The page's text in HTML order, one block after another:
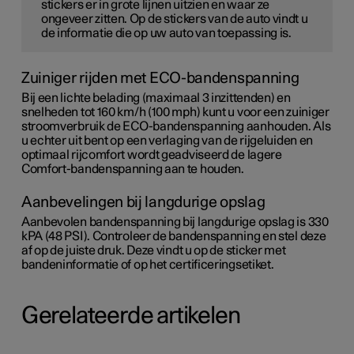
stickers er in grote lijnen uitzien en waar ze
ongeveer zitten. Op de stickers van de auto vindt u
de informatie die op uw auto van toepassing is.
Zuiniger rijden met ECO-bandenspanning
Bij een lichte belading (maximaal 3 inzittenden) en
snelheden tot160 km/h (100 mph) kunt u voor een zuiniger
stroomverbruik de ECO-bandenspanning aanhouden. Als
u echter uit bent op een verlaging van de rijgeluiden en
optimaal rijcomfort wordt geadviseerd de lagere
Comfort-bandenspanning aan te houden.
Aanbevelingen bij langdurige opslag
Aanbevolen bandenspanning bij langdurige opslag is 330
kPA (48 PSI). Controleer de bandenspanning en stel deze
af op de juiste druk. Deze vindt u op de sticker met
bandeninformatie of op het certificeringsetiket.
Gerelateerde artikelen